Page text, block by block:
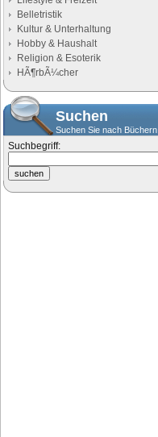
Belletristik
Kultur & Unterhaltung
Hobby & Haushalt
Religion & Esoterik
HÃ¶rbÃ¼cher
Suchen
Suchen Sie nach Büchern
Suchbegriff: